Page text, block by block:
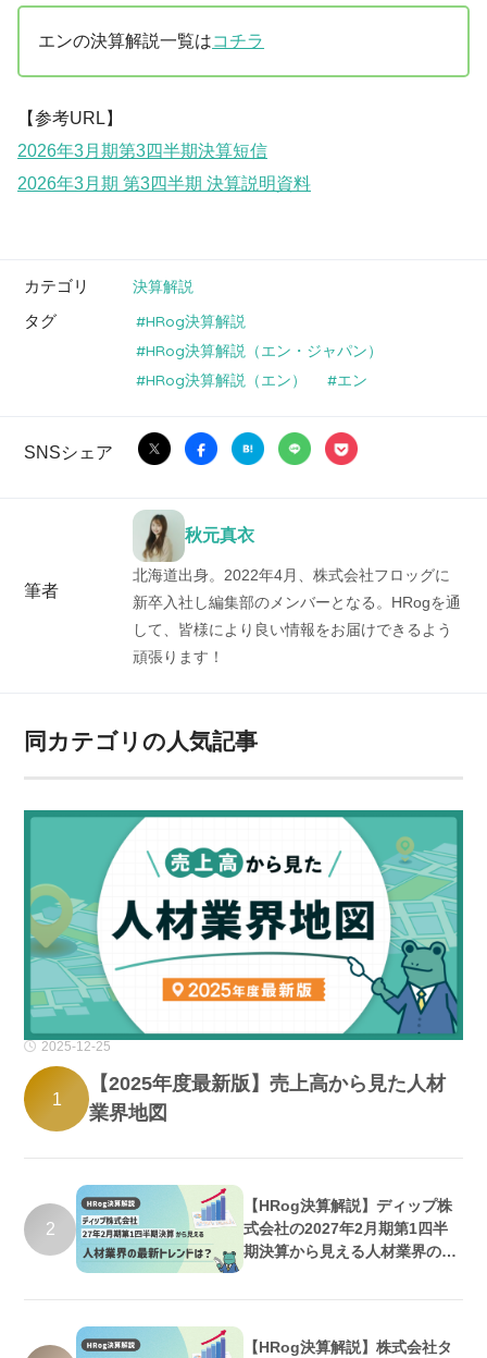
エンの決算解説一覧はコチラ
【参考URL】
2026年3月期第3四半期決算短信
2026年3月期 第3四半期 決算説明資料
カテゴリ 決算解説
タグ
HRog決算解説
HRog決算解説（エン・ジャパン）
HRog決算解説（エン）
エン
SNSシェア
筆者
秋元真衣
北海道出身。2022年4月、株式会社フロッグに
新卒入社し編集部のメンバーとなる。HRogを通
して、皆様により良い情報をお届けできるよう
頑張ります！
同カテゴリの人気記事
2025-12-25
1
【2025年度最新版】売上高から見た人材
業界地図
2
【HRog決算解説】ディップ株
式会社の2027年2月期第1四半
期決算から見える人材業界の最
【HRog決算解説】株式会社タ